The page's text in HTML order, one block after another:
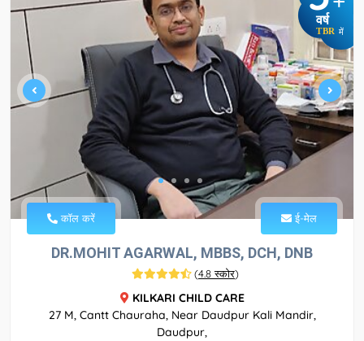
वर्ष
TBR में
कॉल करें ई-मेल
DR.MOHIT AGARWAL, MBBS, DCH, DNB
(4.8 स्कोर)
KILKARI CHILD CARE
27 M, Cantt Chauraha, Near Daudpur Kali Mandir,
Daudpur,